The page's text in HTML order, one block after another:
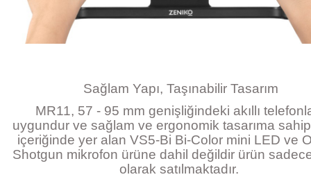
Sağlam Yapı, Taşınabilir Tasarım
MR11, 57 - 95 mm genişliğindeki akıllı
uygundur ve sağlam ve ergonomik tasarıma
içeriğinde yer alan VS5-Bi Bi-Color mini LED ve
Shotgun mikrofon ürüne dahil değildir ürün
olarak satılmaktadır.